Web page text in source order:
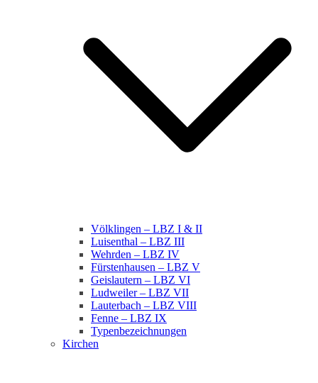
Völklingen – LBZ I & II
Luisenthal – LBZ III
Wehrden – LBZ IV
Fürstenhausen – LBZ V
Geislautern – LBZ VI
Ludweiler – LBZ VII
Lauterbach – LBZ VIII
Fenne – LBZ IX
Typenbezeichnungen
Kirchen